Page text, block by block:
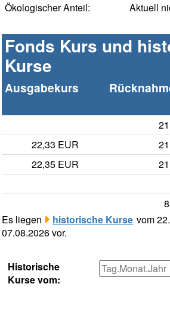
Ökologischer Anteil:
Aktuell
Fonds Kurs und
Kurse
Ausgabekurs
22,33 EUR
22,35 EUR
Es liegen
historische Kurse vom
07.08.2026 vor.
Historische
Kurse vom: